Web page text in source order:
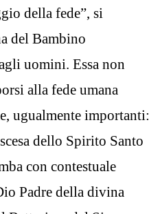
della fede”, si
del Bambino
uomini. Essa non
alla fede umana
ugualmente importanti:
dello Spirito Santo
con contestuale
Padre della divina